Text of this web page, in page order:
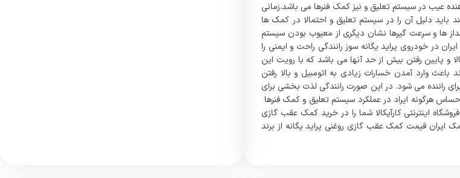
عیب در سیستم تعلیق و نیز کمک فنرها می باشد.زمانی
دلیل آن را در سیستم تعلیق و احتمالا در کمک ها
ها و سرعت گیرها نشان دیگری از معیوب بودن سیستم
در خودروی پراید یگانه سوز رانندگی راحت و ایمنی را
و پایین رفتن بیش از حد آنها می باشد که با رویت این
وارد آمدن خسارات زیادی به اتومبیل و بالا رفتن
راننده می شود. در این صورت رانندگی لذت بخشی برای
هرگونه ایراد در عملکرد سیستم تعلیق و کمک فنرها
اینترنتی کارآیکالا شما را در خرید کمک عقب گازی
ایران قیمت کمک عقب گازی روغنی پراید یگانه از برند